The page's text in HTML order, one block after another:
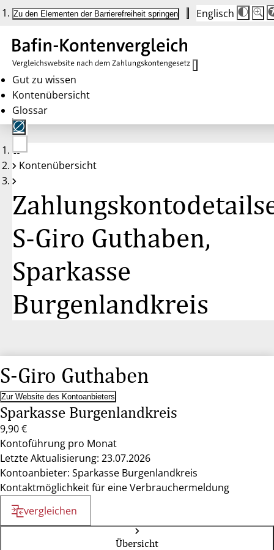
Zu den Elementen der Barrierefreiheit springen Englisch
Die
auf
100
100
Gut zu wissen
Kontenübersicht
Glossar
Keine
Konten
Kontenübersicht
S-Giro Guthaben,
Sparkasse
Burgenlandkreis
S-Giro Guthaben
Zur Website des Kontoanbieters
Sparkasse Burgenlandkreis
9,90 €
Kontoführung pro Monat
Letzte Aktualisierung: 23.07.2026
Kontoanbieter: Sparkasse Burgenlandkreis
Kontaktmöglichkeit für eine Verbrauchermeldung
vergleichen
Übersicht